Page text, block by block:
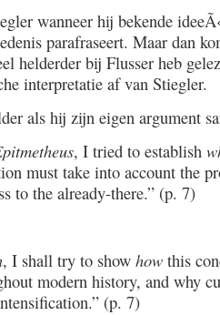
wanneer hij bekende
parafraseert. Maar dan
helderder bij Flusser heb
interpretatie af van Stiegler.
als hij zijn eigen argument
, I tried to establish
must take into account the
to the already-there.” (p. 7)
, I shall try to show how this
modern history, and why
(p. 7)